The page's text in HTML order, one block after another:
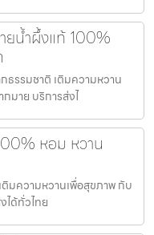
ยน้ำผึ้งแท้ 100%
ธรรมชาติ เติมความหวาน
มาย บริการส่งไ
หอม หวาน
มความหวานเพื่อสุขภาพ กับ
ได้ทั่วไทย